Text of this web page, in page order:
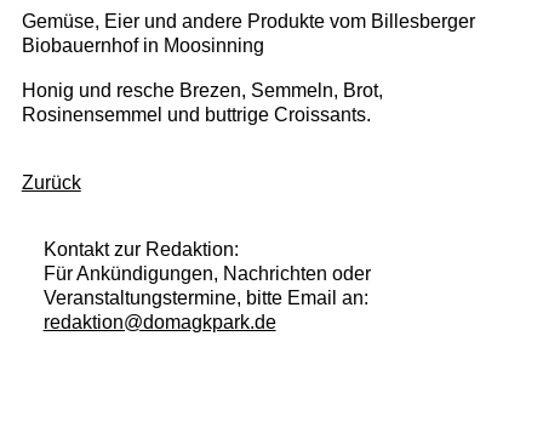
Gemüse, Eier und andere Produkte vom Billesberger
Biobauernhof in Moosinning
Honig und resche Brezen, Semmeln, Brot,
Rosinensemmel und buttrige Croissants.
Zurück
Kontakt zur Redaktion:
Für Ankündigungen, Nachrichten oder
Veranstaltungstermine, bitte Email an:
redaktion@domagkpark.de